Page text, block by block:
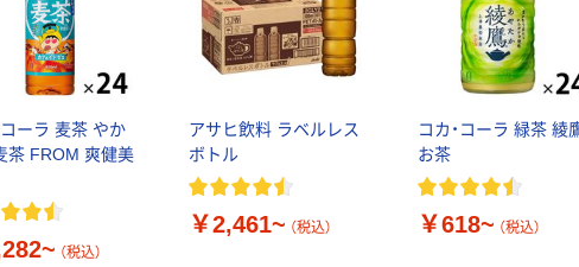
コーラ 麦茶 やか
茶 FROM 爽健美
（税込）
アサヒ飲料 ラベルレス
ボトル
￥2,461~ （税込）
コカ・コーラ 緑茶 綾
お茶
￥618~ （税込）